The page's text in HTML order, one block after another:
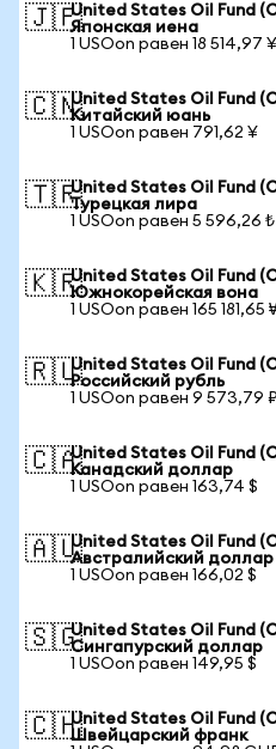
🇯🇵United States Oil Fund
Японская иена
1 USOon равен 18 514,97 ¥
🇨🇳United States Oil Fund
Китайский юань
1 USOon равен 791,62 ¥
🇹🇷United States Oil Fund
Турецкая лира
1 USOon равен 5 596,26 ₺
🇰🇷United States Oil Fund
Южнокорейская вона
1 USOon равен 165 181,65
🇷🇺United States Oil Fund
Российский рубль
1 USOon равен 9 573,79 ₽
🇨🇦United States Oil Fund
Канадский доллар
1 USOon равен 163,74 $
🇦🇺United States Oil Fund
Австралийский доллар
1 USOon равен 166,02 $
🇸🇬United States Oil Fund
Сингапурский доллар
1 USOon равен 149,95 $
🇨🇭United States Oil Fund
Швейцарский франк